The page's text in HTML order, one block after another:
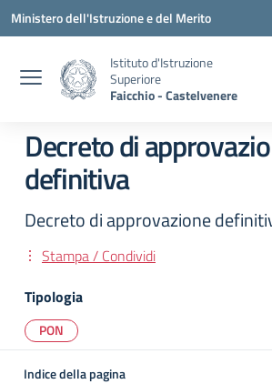
Vai ai contenuti
Vai al menu di navigazione
Vai al footer
Ministero dell'Istruzione e del Merito
Istituto d'Istruzione
Superiore
Faicchio - Castelvenere
Decreto di
definitiva
Decreto di approvazione
Stampa / Condividi
Tipologia
PON
Indice della pagina